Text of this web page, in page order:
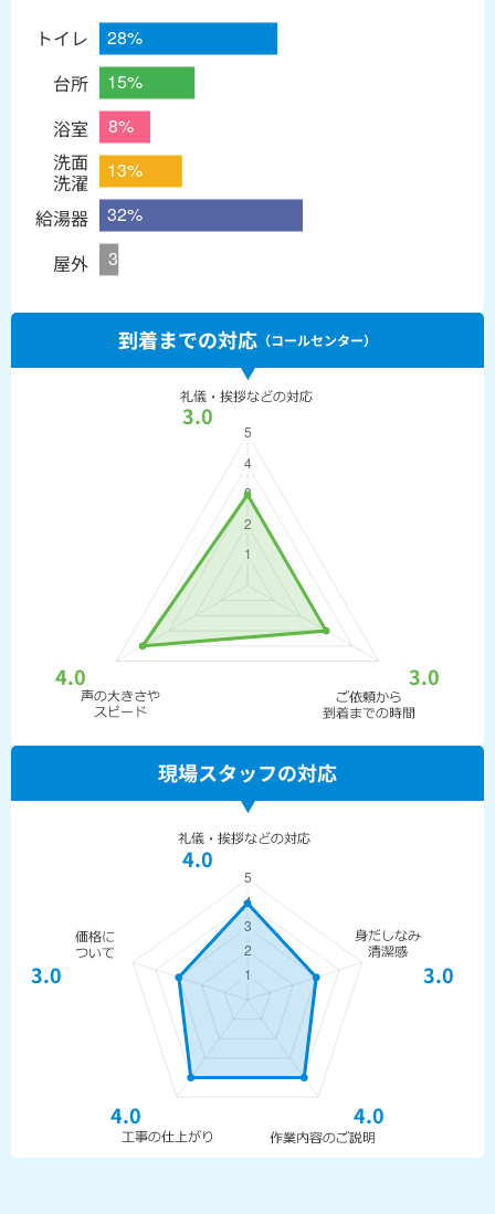
トイレ
台所
浴室
洗面
洗濯
給湯器
屋外
到着までの対応 （コールセンター）
3.0
4.0 3.0
現場スタッフの対応
4.0
3.0
4.0
4.0
3.0